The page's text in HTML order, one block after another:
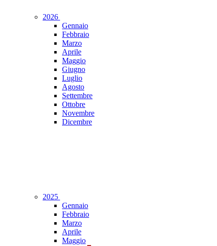
2026
Gennaio
Febbraio
Marzo
Aprile
Maggio
Giugno
Luglio
Agosto
Settembre
Ottobre
Novembre
Dicembre
2025
Gennaio
Febbraio
Marzo
Aprile
Maggio